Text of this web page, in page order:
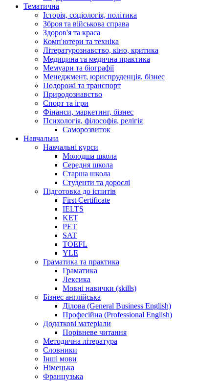
Тематична
Історія, соціологія, політика
Зброя та військова справа
Здоров'я та краса
Комп'ютери та техніка
Літературознавство, кіно, критика
Медицина та медична практика
Мемуари та біографії
Менеджмент, юриспруденція, бізнес
Подорожі та транспорт
Природознавство
Спорт та ігри
Фінанси, маркетинг, бізнес
Психологія, філософія, релігія
Саморозвиток
Навчальна
Навчальні курси
Молодша школа
Середня школа
Старша школа
Студенти та дорослі
Підготовка до іспитів
First Certificate
IELTS
KET
PET
SAT
TOEFL
YLE
Граматика та практика
Граматика
Лексика
Мовні навички (skills)
Бізнес англійська
Ділова (General Business English)
Професійна (Professional English)
Додаткові матеріали
Порівневе читання
Методична література
Словники
Інші мови
Німецька
Французька